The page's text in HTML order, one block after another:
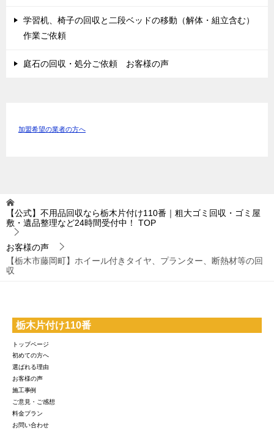
学習机、椅子の回収と二段ベッドの移動（解体・組立含む）
作業ご依頼
庭石の回収・処分ご依頼 お客様の声
加盟希望の業者の方へ
【公式】不用品回収なら栃木片付け110番｜粗大ゴミ回収・ゴミ屋
敷・遺品整理など24時間受付中！
TOP
お客様の声
【栃木市藤岡町】ホイール付きタイヤ、プランター、断熱材等の回
収
栃木片付け110番
トップページ
初めての方へ
選ばれる理由
お客様の声
施工事例
ご意見・ご感想
料金プラン
お問い合わせ